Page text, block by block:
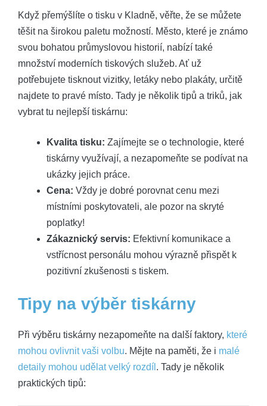
Když přemýšlíte o tisku v Kladně, věřte, že se můžete
těšit na širokou paletu možností. Město, které je známo
svou bohatou průmyslovou historií, nabízí také
množství moderních tiskových služeb. Ať už
potřebujete tisknout vizitky, letáky nebo plakáty, určitě
najdete to pravé místo. Tady je několik tipů a triků, jak
vybrat tu nejlepší tiskárnu:
Kvalita tisku: Zajímejte se o technologie, které
tiskárny využívají, a nezapomeňte se podívat na
ukázky jejich práce.
Cena: Vždy je dobré porovnat cenu mezi
místními poskytovateli, ale pozor na skryté
poplatky!
Zákaznický servis: Efektivní komunikace a
vstřícnost personálu mohou výrazně přispět k
pozitivní zkušenosti s tiskem.
Tipy na výběr tiskárny
Při výběru tiskárny nezapomeňte na další faktory, které
mohou ovlivnit vaši volbu. Mějte na paměti, že i malé
detaily mohou udělat velký rozdíl . Tady je několik
praktických tipů: